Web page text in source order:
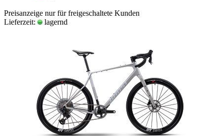
Preisanzeige nur für freigeschaltete Kunden
Lieferzeit:
lagernd